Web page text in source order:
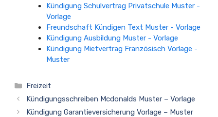
Kündigung Schulvertrag Privatschule Muster -
Vorlage
Freundschaft Kündigen Text Muster - Vorlage
Kündigung Ausbildung Muster - Vorlage
Kündigung Mietvertrag Französisch Vorlage -
Muster
Kategorien
Freizeit
Kündigungsschreiben Mcdonalds Muster – Vorlage
Kündigung Garantieversicherung Vorlage – Muster